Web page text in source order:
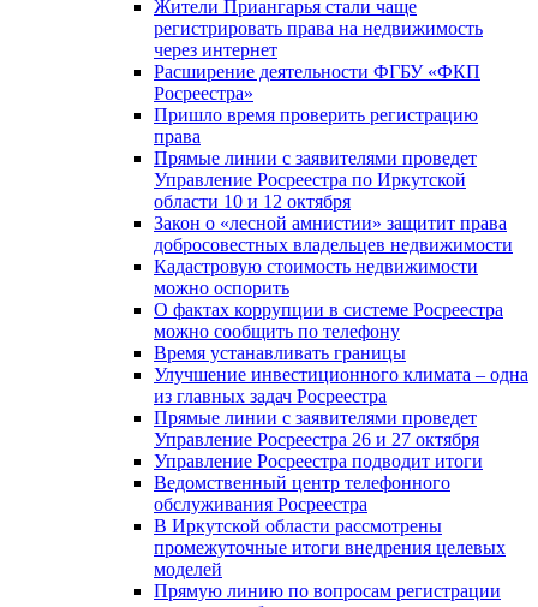
Жители Приангарья стали чаще
регистрировать права на недвижимость
через интернет
Расширение деятельности ФГБУ «ФКП
Росреестра»
Пришло время проверить регистрацию
права
Прямые линии с заявителями проведет
Управление Росреестра по Иркутской
области 10 и 12 октября
Закон о «лесной амнистии» защитит права
добросовестных владельцев недвижимости
Кадастровую стоимость недвижимости
можно оспорить
О фактах коррупции в системе Росреестра
можно сообщить по телефону
Время устанавливать границы
Улучшение инвестиционного климата – одна
из главных задач Росреестра
Прямые линии с заявителями проведет
Управление Росреестра 26 и 27 октября
Управление Росреестра подводит итоги
Ведомственный центр телефонного
обслуживания Росреестра
В Иркутской области рассмотрены
промежуточные итоги внедрения целевых
моделей
Прямую линию по вопросам регистрации